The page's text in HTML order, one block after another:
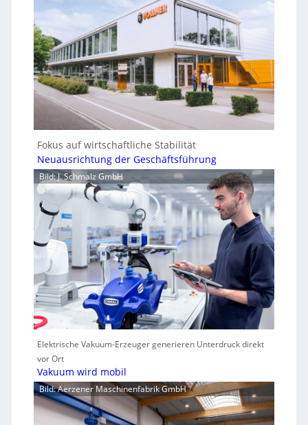
Fokus auf wirtschaftliche Stabilität
Neuausrichtung der Geschäftsführung
Bild: J. Schmalz GmbH
Elektrische Vakuum-Erzeuger generieren Unterdruck direkt
vor Ort
Vakuum wird mobil
Bild: Aerzener Maschinenfabrik GmbH